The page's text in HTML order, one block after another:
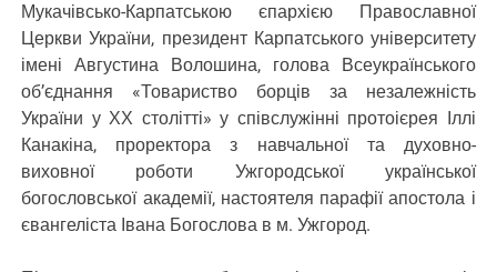
Мукачівсько-Карпатською єпархією Православної
Церкви України, президент Карпатського університету
імені Августина Волошина, голова Всеукраїнського
об’єднання «Товариство борців за незалежність
України у ХХ столітті» у співслужінні протоієрея Іллі
Канакіна, проректора з навчальної та духовно-
виховної роботи Ужгородської української
богословської академії, настоятеля парафії апостола і
євангеліста Івана Богослова в м. Ужгород.